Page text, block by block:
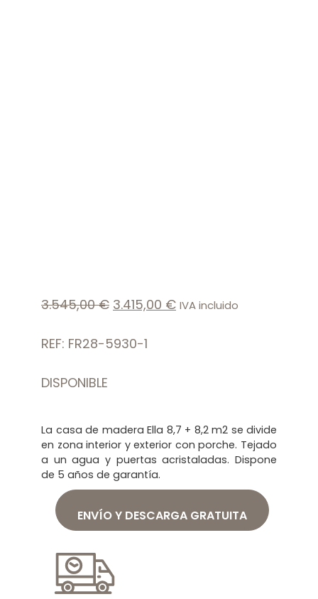
3.545,00€ 3.415,00 € IVA incluido
REF: FR28-5930-1
DISPONIBLE
La casa de madera Ella 8,7 + 8,2 m2 se divide
en zona interior y exterior con porche. Tejado
a un agua y puertas acristaladas. Dispone
de 5 años de garantía.
ENVÍO Y DESCARGA GRATUITA